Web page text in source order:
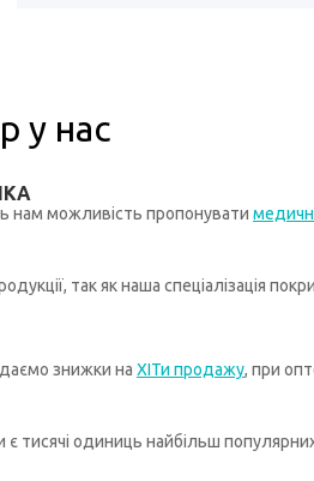
у нас
нам можливість пропонувати
так як наша спеціалізація
знижки на ХІТи продажу, при
є тисячі одиниць найбільш